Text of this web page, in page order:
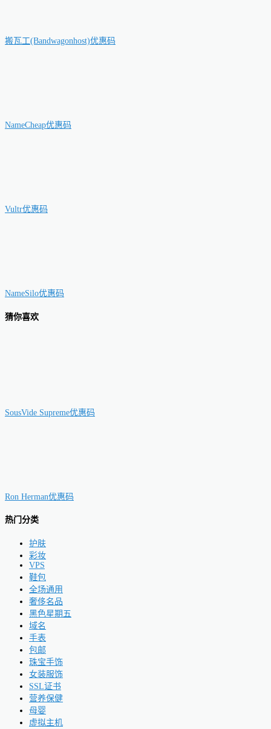
搬瓦工(Bandwagonhost)优惠码
NameCheap优惠码
Vultr优惠码
NameSilo优惠码
猜你喜欢
SousVide Supreme优惠码
Ron Herman优惠码
热门分类
护肤
彩妆
VPS
鞋包
全场通用
奢侈名品
黑色星期五
域名
手表
包邮
珠宝手饰
女装服饰
SSL证书
营养保健
母婴
虚拟主机